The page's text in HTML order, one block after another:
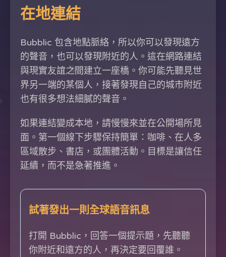
在地連結
Bubblic 包含地點脈絡，所以你可以發現遠方
的聲音，也可以發現附近的人。這在網路連結
與現實友誼之間建立一座橋。你可能先聽見世
界另一端的某個人，接著發現自己的城市附近
也有很多想法細膩的聲音。
如果連結變成本地，請慢慢來並在公開場所見
面。第一個線下步驟保持簡單：咖啡、在人多
區域散步、書店，或團體活動。目標是讓信任
延續，而不是急著推進。
試著發出一則全球語音訊息
打開 Bubblic，回答一個提示題，先聽聽
你附近和遠方的人，再決定要回覆誰。